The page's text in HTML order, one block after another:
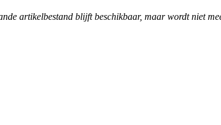
artikelbestand blijft beschikbaar, maar wordt niet